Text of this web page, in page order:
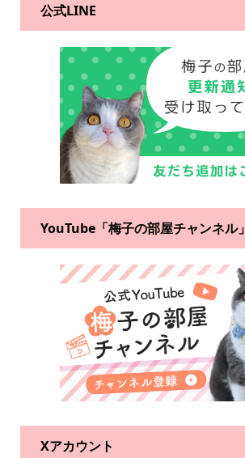
公式LINE
YouTube「梅子の部屋チャンネル」
Xアカウント